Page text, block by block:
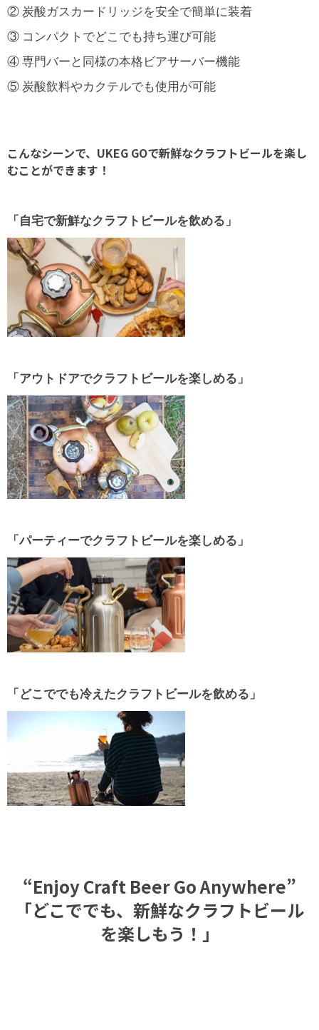
② 炭酸ガスカードリッジを安全で簡単に装着
③ コンパクトでどこでも持ち運び可能
④ 専門バーと同様の本格ビアサーバー機能
⑤ 炭酸飲料やカクテルでも使用が可能
こんなシーンで、UKEG GOで新鮮なクラフトビールを楽し
むことができます！
「自宅で新鮮なクラフトビールを飲める」
「アウトドアでクラフトビールを楽しめる」
「パーティーでクラフトビールを楽しめる」
「どこででも冷えたクラフトビールを飲める」
“Enjoy Craft Beer Go Anywhere”
「どこででも、新鮮なクラフトビール
を楽しもう！」